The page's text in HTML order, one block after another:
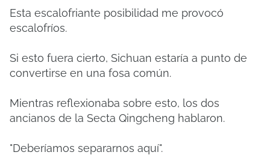
Esta escalofriante posibilidad me provocó
escalofríos.
Si esto fuera cierto, Sichuan estaría a punto de
convertirse en una fosa común.
Mientras reflexionaba sobre esto, los dos
ancianos de la Secta Qingcheng hablaron.
"Deberíamos separarnos aquí".